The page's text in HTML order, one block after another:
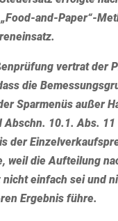
and-Paper“-
vertrat der
die
Sparmenüs außer
10.1. Abs. 11
der
weil die Aufteilung
nicht einfach sei und
Ergebnis führe.